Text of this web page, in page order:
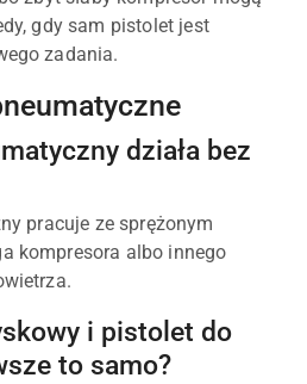
gdy sam pistolet jest
zadania.
działa bez
pracuje ze sprężonym
kompresora albo innego
i pistolet do
to samo?